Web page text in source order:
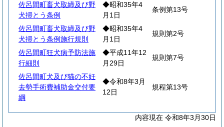
佐呂間町畜犬取締及び野
犬掃とう条例
◆昭和35年4
月1日
条例第13号
佐呂間町畜犬取締及び野
犬掃とう条例施行規則
◆昭和35年4
月1日
規則第2号
佐呂間町狂犬病予防法施
行細則
◆平成11年12
月29日
規則第7号
佐呂間町犬及び猫の不妊
去勢手術費補助金交付要
綱
◆令和8年3月
12日
規程第13号
内容現在 令和8年3月30日